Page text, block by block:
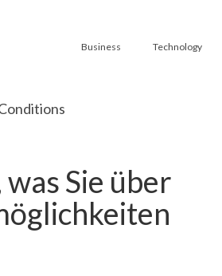
Business Technology
Sie über